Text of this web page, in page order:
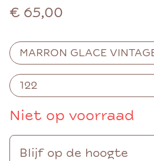
€ 65,00
Niet op voorraad
Blijf op de hoogte